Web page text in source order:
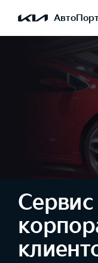
Сервис